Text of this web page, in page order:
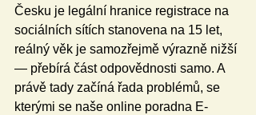
Česku je legální hranice registrace na
sociálních sítích stanovena na 15 let,
reálný věk je samozřejmě výrazně nižší
— přebírá část odpovědnosti samo. A
právě tady začíná řada problémů, se
kterými se naše online poradna E-